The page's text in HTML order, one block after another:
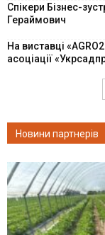
Спікери Бізнес-
Гераймович
На виставці
асоціації
Новини партнерів